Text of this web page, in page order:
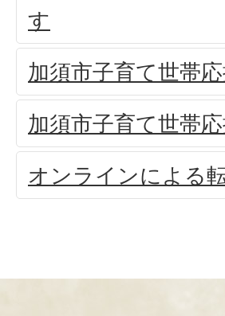
す
加須市子育て世帯
加須市子育て世帯
オンラインによる